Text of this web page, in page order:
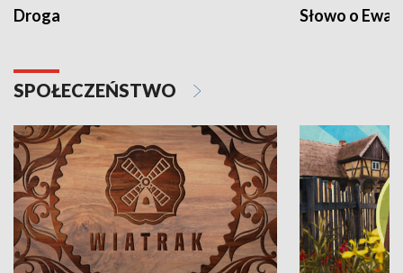
Droga Słowo o
SPOŁECZEŃSTWO